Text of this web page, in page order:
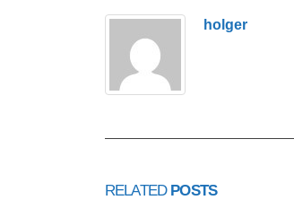
holger
RELATED POSTS